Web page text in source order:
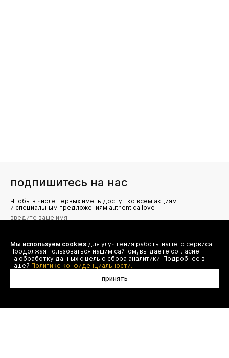
подпишитесь на нас
Чтобы в числе первых иметь доступ ко всем акциям
и специальным предложениям authentica.love
Я даю согласие на сбор, обработку и хранение моих
персональных данных (имя, email, телефон) для получения
рекламных и информационных рассылок от ООО 'БТ
Юнайтед', а также ознакомлен(а) с
Политикой конфиденциальности
Мы используем cookies для улучшения работы нашего сервиса.
Продолжая пользоваться нашим сайтом, вы даёте согласие
на обработку данных с целью сбора аналитики. Подробнее в
нашей Политике конфиденциальности.
принять